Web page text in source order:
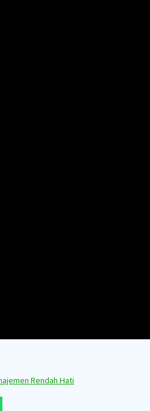
Rendah Hati